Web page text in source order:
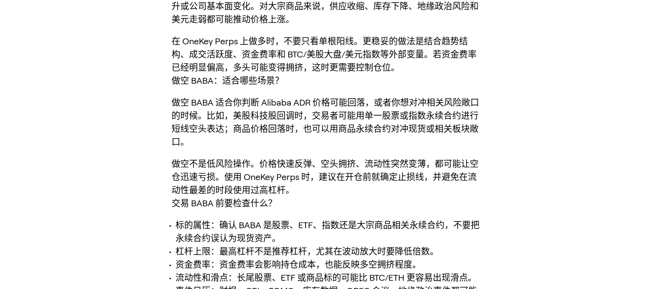
升或公司基本面变化。对大宗商品来说，供应收缩、库存下降、地缘政治风险和
美元走弱都可能推动价格上涨。
在 OneKey Perps 上做多时，不要只看单根阳线。更稳妥的做法是结合趋势结
构、成交活跃度、资金费率和 BTC/美股大盘/美元指数等外部变量。若资金费率
已经明显偏高，多头可能变得拥挤，这时更需要控制仓位。
做空 BABA：适合哪些场景？
做空 BABA 适合你判断 Alibaba ADR 价格可能回落，或者你想对冲相关风险敞口
的时候。比如，美股科技股回调时，交易者可能用单一股票或指数永续合约进行
短线空头表达；商品价格回落时，也可以用商品永续合约对冲现货或相关板块敞
口。
做空不是低风险操作。价格快速反弹、空头拥挤、流动性突然变薄，都可能让空
仓迅速亏损。使用 OneKey Perps 时，建议在开仓前就确定止损线，并避免在流
动性最差的时段使用过高杠杆。
交易 BABA 前要检查什么？
标的属性：确认 BABA 是股票、ETF、指数还是大宗商品相关永续合约，不要把
永续合约误认为现货资产。
杠杆上限：最高杠杆不是推荐杠杆，尤其在波动放大时要降低倍数。
资金费率：资金费率会影响持仓成本，也能反映多空拥挤程度。
流动性和滑点：长尾股票、ETF 或商品标的可能比 BTC/ETH 更容易出现滑点。